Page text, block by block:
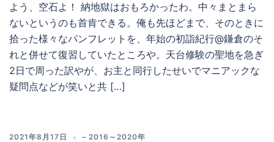
よう、空石よ！ 納地獄はおもろかったわ。中々まとまら
ないというのも首肯できる。俺も先ほどまで、そのときに
拾った様々なパンフレットを、年始の初詣紀行@鎌倉のそ
れと併せて復習していたところや。天台修験の聖地を急ぎ
2日で周った訳やが、お主と同行したせいでマニアックな
疑問点などが笑いと共 […]
2021年8月17日 – 2016～2020年